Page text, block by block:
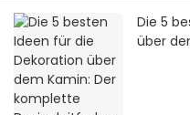
Die 5
über